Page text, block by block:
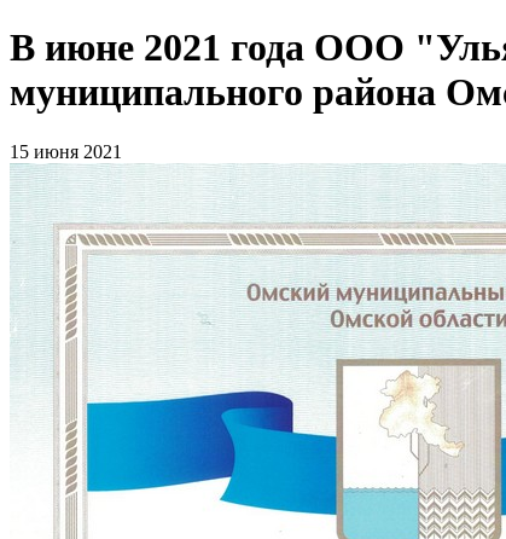
В июне 2021 года ООО
муниципального района
15 июня 2021